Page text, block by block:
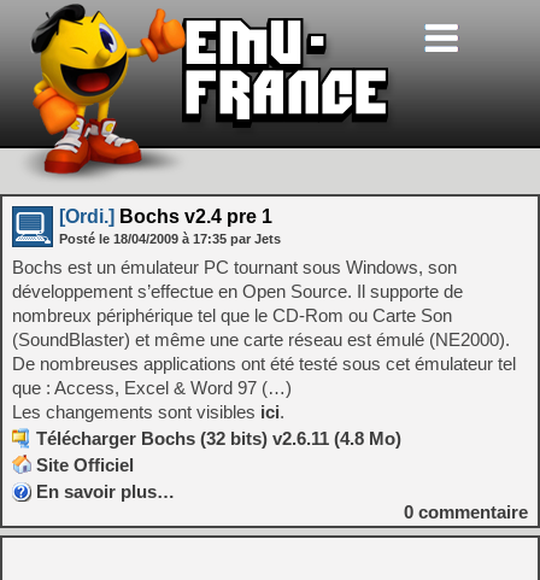
[Ordi.] Bochs v2.4 pre 1
Posté le 18/04/2009 à 17:35 par Jets
Bochs est un émulateur PC tournant sous Windows, son
développement s’effectue en Open Source. Il supporte de
nombreux périphérique tel que le CD-Rom ou Carte Son
(SoundBlaster) et même une carte réseau est émulé (NE2000).
De nombreuses applications ont été testé sous cet émulateur tel
que : Access, Excel & Word 97 (…)
Les changements sont visibles ici.
Télécharger Bochs (32 bits) v2.6.11 (4.8 Mo)
Site Officiel
En savoir plus…
0 commentaire